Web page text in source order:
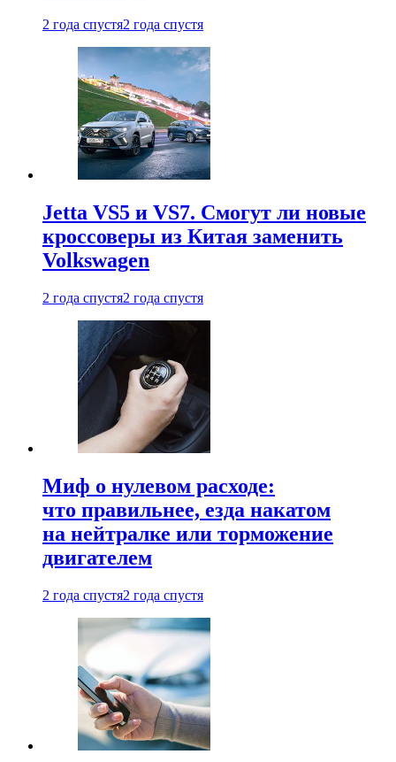
2 года спустя2 года спустя
Jetta VS5 и VS7. Смогут ли новые
кроссоверы из Китая заменить
Volkswagen
2 года спустя2 года спустя
Миф о нулевом расходе:
что правильнее, езда накатом
на нейтралке или торможение
двигателем
2 года спустя2 года спустя